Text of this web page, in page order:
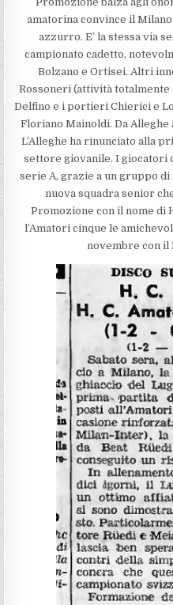
amatorina convince il
azzurro. E’ la stessa via
campionato cadetto,
Bolzano e Ortisei. Altri
Rossoneri (attività totalmente
Delfino e i portieri Chierici e
Floriano Mainoldi. Da Alleghe
L’Alleghe ha rinunciato alla
settore giovanile. I giocatori
serie A, grazie a un gruppo
nuova squadra senior
Promozione con il nome di
l’Amatori cinque le
novembre con il